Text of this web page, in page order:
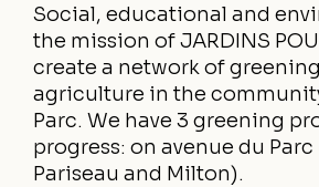
Social, educational and
the mission of JARDINS
create a network of
agriculture in the
Parc. We have 3 greening
progress: on avenue du
Pariseau and Milton).